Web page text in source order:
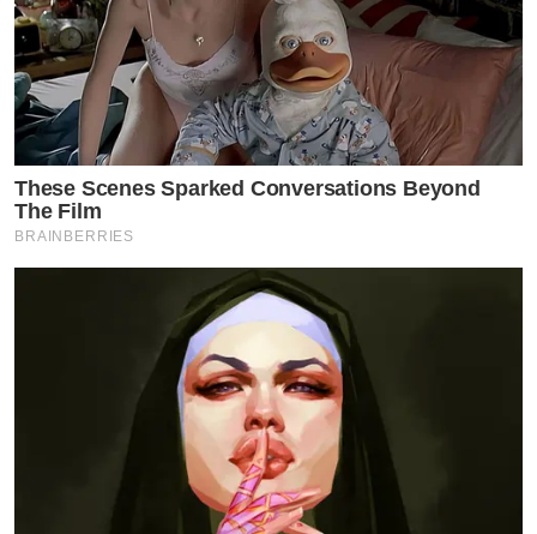
These Scenes Sparked Conversations Beyond
The Film
BRAINBERRIES